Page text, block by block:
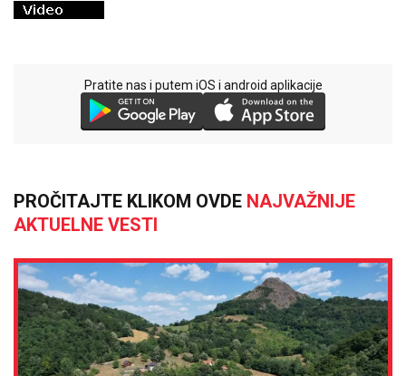
Pratite nas i putem iOS i android aplikacije
PROČITAJTE KLIKOM OVDE NAJVAŽNIJE
AKTUELNE VESTI